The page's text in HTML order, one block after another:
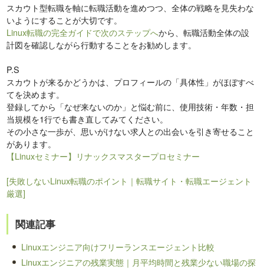
スカウト型転職を軸に転職活動を進めつつ、全体の戦略を見失わな
いようにすることが大切です。
Linux転職の完全ガイドで次のステップへから、転職活動全体の設
計図を確認しながら行動することをお勧めします。
P.S
スカウトが来るかどうかは、プロフィールの「具体性」がほぼすべ
てを決めます。
登録してから「なぜ来ないのか」と悩む前に、使用技術・年数・担
当規模を1行でも書き直してみてください。
その小さな一歩が、思いがけない求人との出会いを引き寄せること
があります。
【Linuxセミナー】リナックスマスタープロセミナー
[失敗しないLinux転職のポイント｜転職サイト・転職エージェント
厳選]
関連記事
Linuxエンジニア向けフリーランスエージェント比較
Linuxエンジニアの残業実態｜月平均時間と残業少ない職場の探